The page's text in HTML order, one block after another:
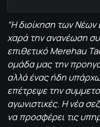
“Η διοίκηση των Νέων
χαρά την ανανέωση
επιθετικό Merehau
ομάδα μας την
αλλά ένας ήδη
επέτρεψε την
αγωνιστικές. Η νέα
να προσφέρει τις